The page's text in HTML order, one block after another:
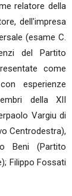
relatore della
dell'impresa
(esame C.
del Partito
come
esperienze
della XII
Vargiu di
Centrodestra),
Beni (Partito
Filippo Fossati